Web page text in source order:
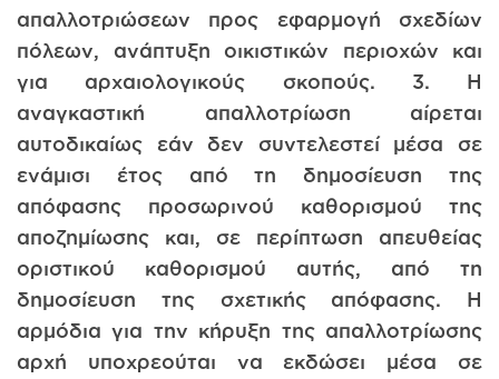
απαλλοτριώσεων προς εφαρμογή σχεδίων
πόλεων, ανάπτυξη οικιστικών περιοχών και
για αρχαιολογικούς σκοπούς. 3. Η
αναγκαστική απαλλοτρίωση αίρεται
αυτοδικαίως εάν δεν συντελεστεί μέσα σε
ενάμισι έτος από τη δημοσίευση της
απόφασης προσωρινού καθορισμού της
αποζημίωσης και, σε περίπτωση απευθείας
οριστικού καθορισμού αυτής, από τη
δημοσίευση της σχετικής απόφασης. Η
αρμόδια για την κήρυξη της απαλλοτρίωσης
αρχή υποχρεούται να εκδώσει μέσα σε